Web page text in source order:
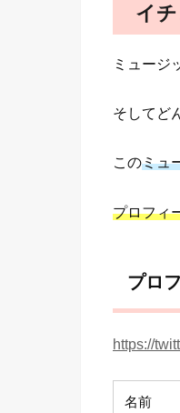
イ
ミュージ
そしてど
このミュ
プロフィ
プロ
https://
名前